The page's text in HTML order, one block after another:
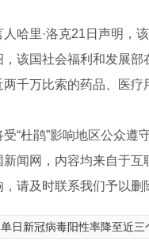
里·洛克21日声明，该
国社会福利和发展部
两千万比索的药品、医
杜鹃”影响地区公众遵
闻网，内容均来自于
请及时联系我们予以删
日新冠病毒阳性率降至近三个月